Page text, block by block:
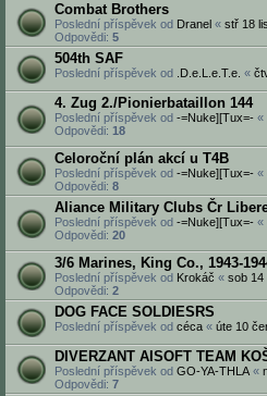
Combat Brothers
Poslední příspěvek od Dranel « stř 18
Odpovědi: 5
504th SAF
Poslední příspěvek od .D.e.L.e.T.e. «
4. Zug 2./Pionierbataillon 144
Poslední příspěvek od -=Nuke][Tux=- «
Odpovědi: 18
Celoroční plán akcí u T4B
Poslední příspěvek od -=Nuke][Tux=- «
Odpovědi: 8
Aliance Military Clubs Čr
Poslední příspěvek od -=Nuke][Tux=- «
Odpovědi: 20
3/6 Marines, King Co., 1943-
Poslední příspěvek od Krokáč « sob 14
Odpovědi: 2
DOG FACE SOLDIESRS
Poslední příspěvek od céca « úte 10
DIVERZANT AISOFT TEAM
Poslední příspěvek od GO-YA-THLA «
Odpovědi: 7